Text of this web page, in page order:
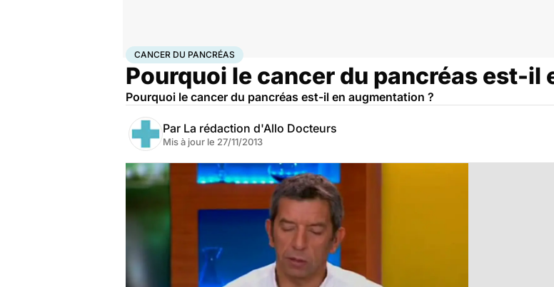
AccueilSantéMaladiesCancer
CANCER DU PANCRÉAS
Pourquoi le cancer du pancréas est-il
Pourquoi le cancer du pancréas est-il en augmentation ?
Par La rédaction d'Allo Docteurs
Mis à jour le 27/11/2013